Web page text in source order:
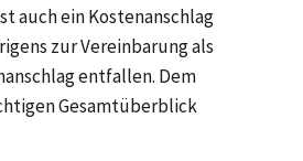
auch ein Kostenanschlag
zur Vereinbarung als
entfallen. Dem
Gesamtüberblick